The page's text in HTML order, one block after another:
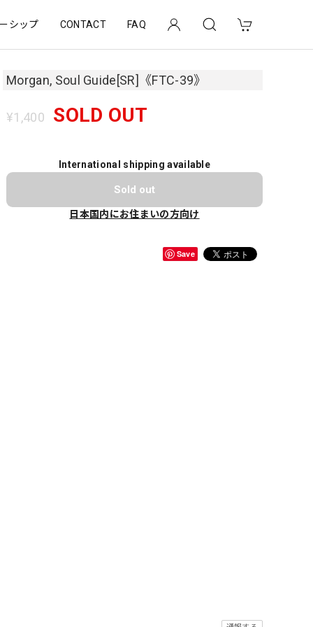
シップ CONTACT FAQ
Morgan, Soul Guide[SR]《FTC-39》
¥1,400 SOLD OUT
International shipping available
Sold out
日本国内にお住まいの方向け
Save